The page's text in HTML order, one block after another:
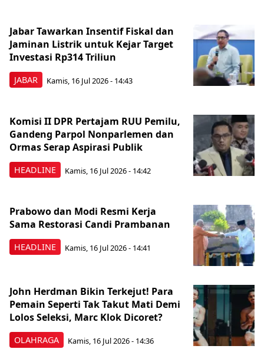
JABAR
Jabar Tawarkan Insentif Fiskal dan
Jaminan Listrik untuk Kejar Target
Investasi Rp314 Triliun
Kamis, 16 Jul 2026 - 14:43
HEADLINE
Komisi II DPR Pertajam RUU Pemilu,
Gandeng Parpol Nonparlemen dan
Ormas Serap Aspirasi Publik
Kamis, 16 Jul 2026 - 14:42
HEADLINE
Prabowo dan Modi Resmi Kerja
Sama Restorasi Candi Prambanan
Kamis, 16 Jul 2026 - 14:41
OLAHRAGA
John Herdman Bikin Terkejut! Para
Pemain Seperti Tak Takut Mati Demi
Lolos Seleksi, Marc Klok Dicoret?
Kamis, 16 Jul 2026 - 14:36